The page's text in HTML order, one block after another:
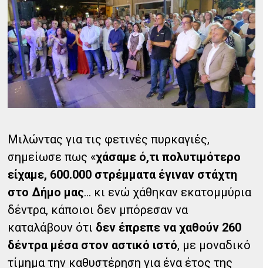
Μιλώντας για τις φετινές πυρκαγιές,
σημείωσε πως «χάσαμε ό,τι πολυτιμότερο
είχαμε, 600.000 στρέμματα έγιναν στάχτη
στο Δήμο μας… κι ενώ χάθηκαν εκατομμύρια
δέντρα, κάποιοι δεν μπόρεσαν να
καταλάβουν ότι δεν έπρεπε να χαθούν 260
δέντρα μέσα στον αστικό ιστό, με μοναδικό
τίμημα την καθυστέρηση για ένα έτος της